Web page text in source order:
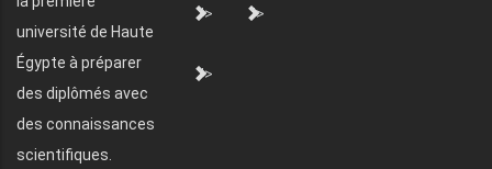
université de Haute
Égypte à préparer
des diplômés avec
des connaissances
scientifiques.
"> ">
">